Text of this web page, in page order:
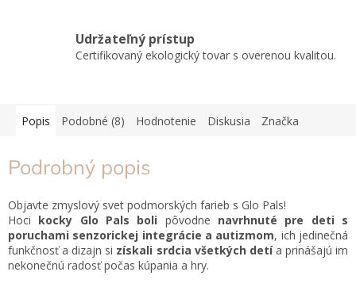
Udržateľný prístup
Certifikovaný ekologický tovar s overenou kvalitou.
Popis Podobné (8) Hodnotenie Diskusia Značka
Podrobný popis
Objavte zmyslový svet podmorských farieb s Glo Pals!
Hoci kocky Glo Pals boli pôvodne navrhnuté pre deti s
poruchami senzorickej integrácie a autizmom, ich jedinečná
funkčnosť a dizajn si získali srdcia všetkých detía prinášajú im
nekonečnú radosť počas kúpania a hry.